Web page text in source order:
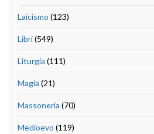
Laicismo (123)
Libri(549)
Liturgia (111)
Magia (21)
Massoneria (70)
Medioevo (119)